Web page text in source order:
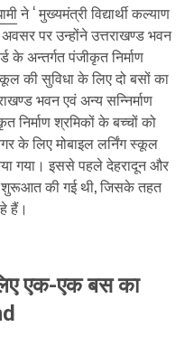
ने ‘ मुख्यमंत्री विद्यार्थी कल्याण
पर उन्होंने उत्तराखण्ड भवन
के अन्तर्गत पंजीकृत निर्माण
की सुविधा के लिए दो बसों का
भवन एवं अन्य सन्निर्माण
निर्माण श्रमिकों के बच्चों को
के लिए मोबाइल लर्निंग स्कूल
गया। इससे पहले देहरादून और
शुरूआत की गई थी, जिसके तहत
हैं।
एक-एक बस का